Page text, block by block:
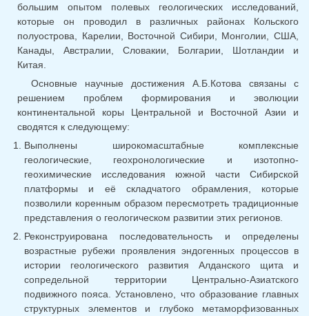
большим опытом полевых геологических исследований,
которые он проводил в различных районах Кольского
полуострова, Карелии, Восточной Сибири, Монголии, США,
Канады, Австралии, Словакии, Болгарии, Шотландии и
Китая.
Основные научные достижения А.Б.Котова связаны с
решением проблем формирования и эволюции
континентальной коры Центральной и Восточной Азии и
сводятся к следующему:
Выполнены широкомасштабные комплексные
геологические, геохронологические и изотопно-
геохимические исследования южной части Сибирской
платформы и её складчатого обрамления, которые
позволили коренным образом пересмотреть традиционные
представления о геологическом развитии этих регионов.
Реконструирована последовательность и определены
возрастные рубежи проявления эндогенных процессов в
истории геологического развития Алданского щита и
сопредельной территории Центрально-Азиатского
подвижного пояса. Установлено, что образование главных
структурных элементов и глубоко метаморфизованных